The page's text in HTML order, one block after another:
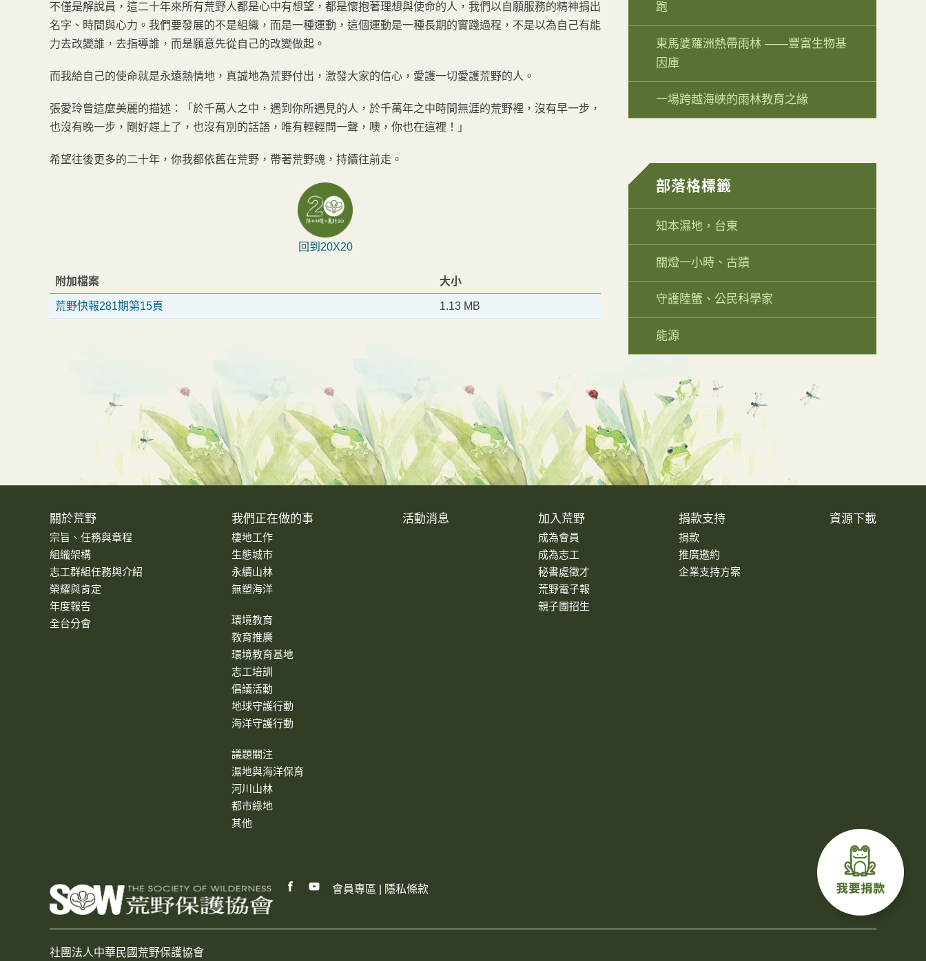
不僅是解說員，這二十年來所有荒野人都是心中有想望，都是懷抱著理想與使命的人，我們以自願服務的精神捐出
名字、時間與心力。我們要發展的不是組織，而是一種運動，這個運動是一種長期的實踐過程，不是以為自己有能
力去改變誰，去指導誰，而是願意先從自己的改變做起。
而我給自己的使命就是永遠熱情地，真誠地為荒野付出，激發大家的信心，愛護一切愛護荒野的人。
張愛玲曾這麼美麗的描述：「於千萬人之中，遇到你所遇見的人，於千萬年之中時間無涯的荒野裡，沒有早一步，
也沒有晚一步，剛好趕上了，也沒有別的話語，唯有輕輕問一聲，噢，你也在這裡！」
希望往後更多的二十年，你我都依舊在荒野，帶著荒野魂，持續往前走。
回到20X20
附加檔案 大小
荒野快報281期第15頁 1.13 MB
跑
東馬婆羅洲熱帶雨林 ——豐富生物基
因庫
一場跨越海峽的雨林教育之緣
部落格標籤
知本濕地，台東
關燈一小時、古蹟
守護陸蟹、公民科學家
能源
關於荒野
宗旨、任務與章程
組織架構
志工群組任務與介紹
榮耀與肯定
年度報告
全台分會
我們正在做的事
棲地工作
生態城市
永續山林
無塑海洋
環境教育
教育推廣
環境教育基地
志工培訓
倡議活動
地球守護行動
海洋守護行動
議題關注
濕地與海洋保育
河川山林
都市綠地
其他
活動消息 加入荒野
成為會員
成為志工
秘書處徵才
荒野電子報
親子團招生
捐款支持
捐款
推廣邀約
企業支持方案
資源下載
會員專區 隱私條款
社團法人中華民國荒野保護協會